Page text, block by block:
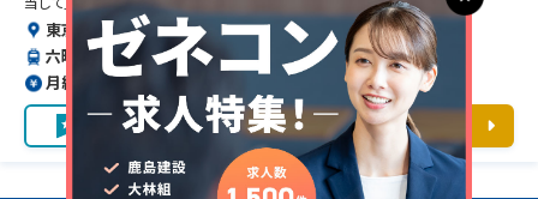
東京都足立区
六町駅より徒歩で8分
月給約30〜33万円（前職給与保証）
お気に入り 求人詳細を見る